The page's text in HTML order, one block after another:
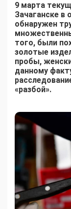
9 марта
Зачаганске
обнаружен
того, были
золотые
пробы,
данному
«разбой».